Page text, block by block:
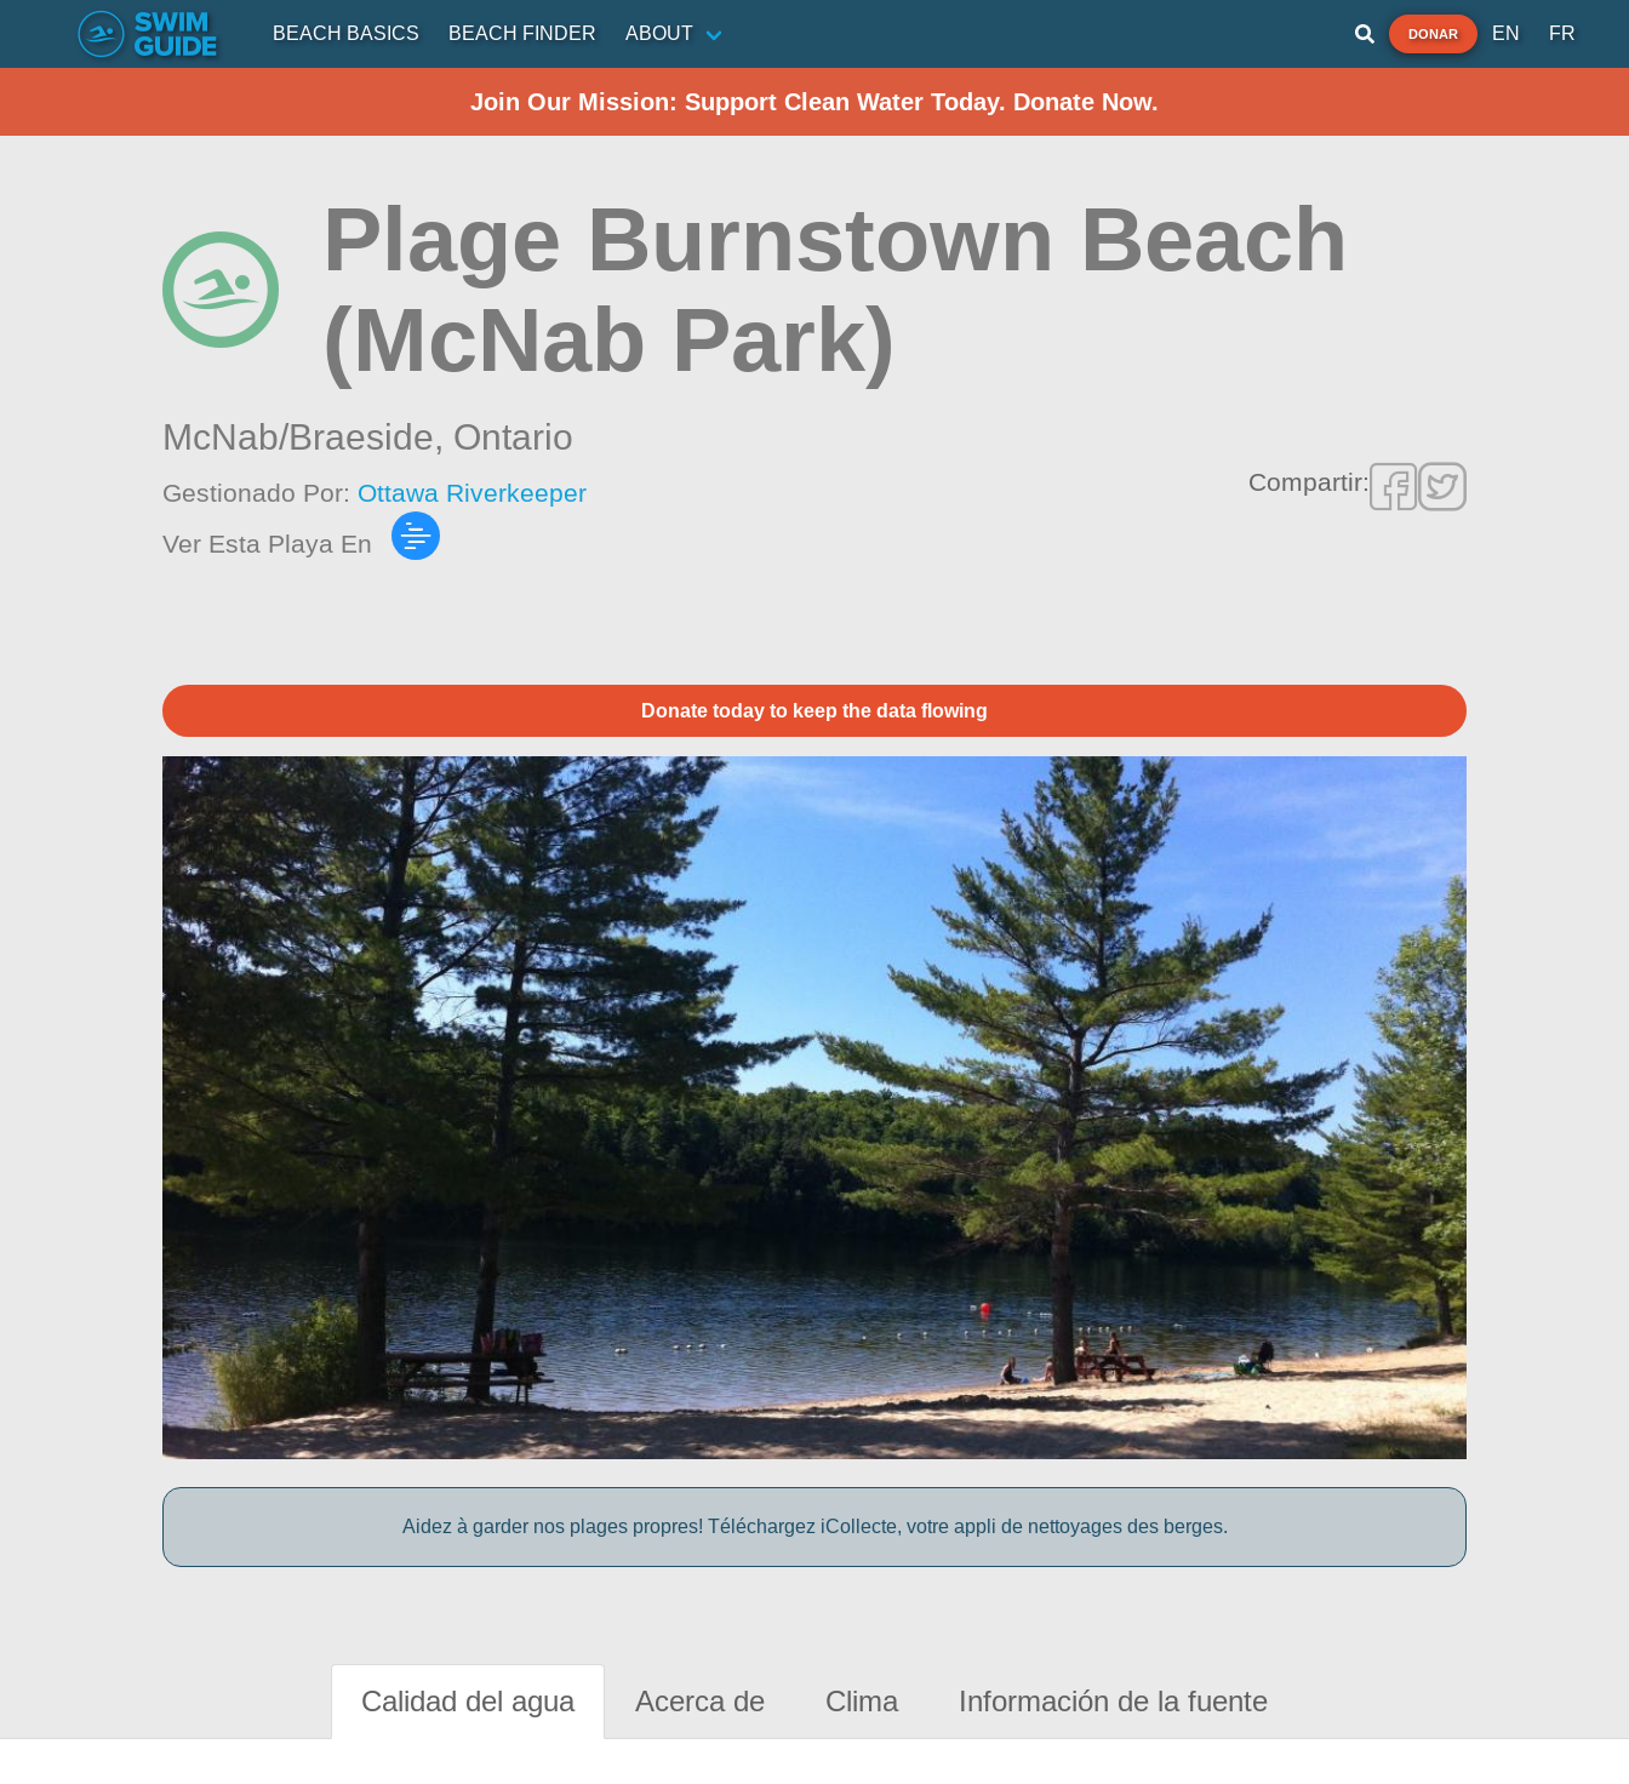
BEACH BASICS BEACH FINDER ABOUT DONAR EN FR
Join Our Mission: Support Clean Water Today. Donate Now.
Plage Burnstown Beach
(McNab Park)
McNab/Braeside, Ontario
Gestionado Por: Ottawa Riverkeeper
Ver Esta Playa En
Compartir:
Donate today to keep the data flowing
Aidez à garder nos plages propres! Téléchargez iCollecte, votre appli de nettoyages des berges.
Calidad del agua Acerca de Clima Información de la fuente